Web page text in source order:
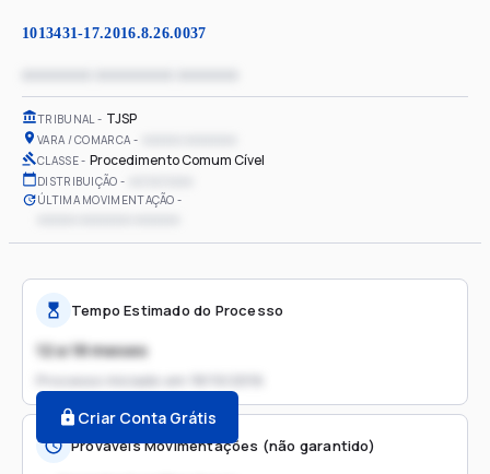
1013431-17.2016.8.26.0037
TRIBUNAL TJSP
VARA / COMARCA
CLASSE Procedimento Comum Cível
DISTRIBUIÇÃO
ÚLTIMA MOVIMENTAÇÃO
Tempo Estimado do Processo
12 a 18 meses
Processo iniciado em
Criar Conta Grátis
Prováveis Movimentações (não garantido)